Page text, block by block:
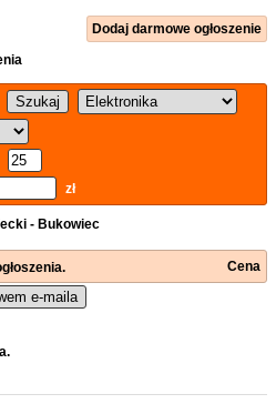
Dodaj darmowe ogłoszenie
zł
- Bukowiec
Cena
e-maila